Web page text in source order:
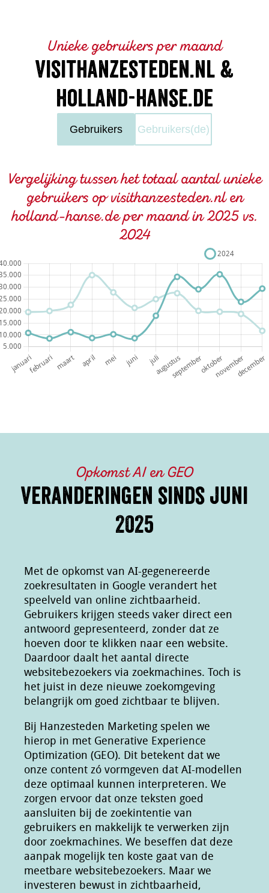
Unieke gebruikers per maand
Visithanzesteden.nl &
holland-hanse.de
Gebruikers Gebruikers(de)
Vergelijking tussen het totaal aantal unieke
gebruikers op visithanzesteden.nl en
holland-hanse.de per maand in 2025 vs.
2024
Opkomst AI en GEO
Veranderingen sinds juni
2025
Met de opkomst van AI-gegenereerde
zoekresultaten in Google verandert het
speelveld van online zichtbaarheid.
Gebruikers krijgen steeds vaker direct een
antwoord gepresenteerd, zonder dat ze
hoeven door te klikken naar een website.
Daardoor daalt het aantal directe
websitebezoekers via zoekmachines. Toch is
het juist in deze nieuwe zoekomgeving
belangrijk om goed zichtbaar te blijven.
Bij Hanzesteden Marketing spelen we
hierop in met Generative Experience
Optimization (GEO). Dit betekent dat we
onze content zó vormgeven dat AI-modellen
deze optimaal kunnen interpreteren. We
zorgen ervoor dat onze teksten goed
aansluiten bij de zoekintentie van
gebruikers en makkelijk te verwerken zijn
door zoekmachines. We beseffen dat deze
aanpak mogelijk ten koste gaat van de
meetbare websitebezoekers. Maar we
investeren bewust in zichtbaarheid,